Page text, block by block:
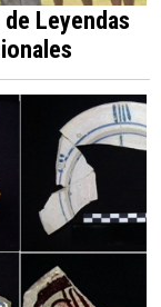
Leyendas